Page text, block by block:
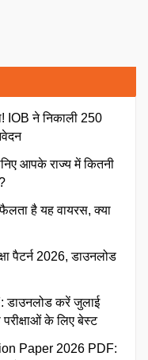
IOB ने निकाली 250
आपके राज्य में कितनी
है यह वायरस, क्या
पैटर्न 2026, डाउनलोड
करें जुलाई
के लिए बेस्ट
Paper 2026 PDF: